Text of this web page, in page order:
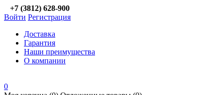
+7 (3812) 628-900
Войти Регистрация
Доставка
Гарантия
Наши преимущества
О компании
0